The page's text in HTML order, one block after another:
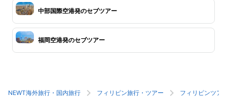
中部国際空港発のセブツアー
福岡空港発のセブツアー
NEWT海外旅行・国内旅行 フィリピン旅行・ツアー フィリピンツア